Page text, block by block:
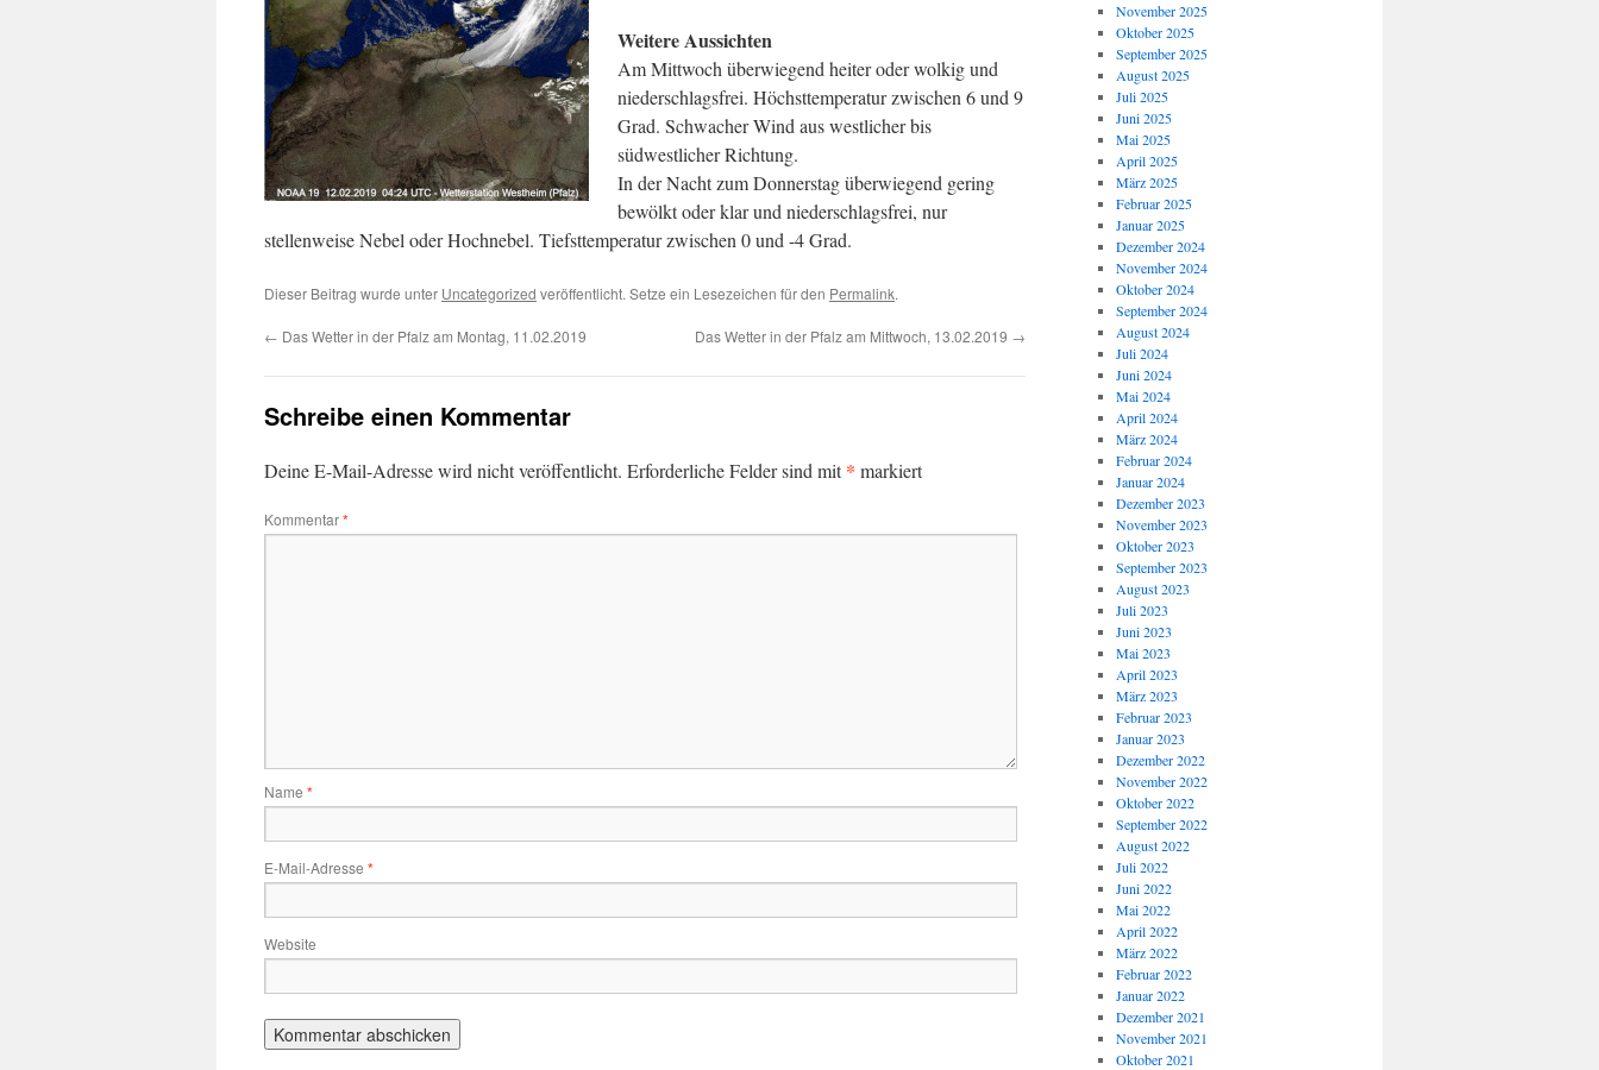
Weitere Aussichten
Am Mittwoch überwiegend heiter oder wolkig und
niederschlagsfrei. Höchsttemperatur zwischen 6 und 9
Grad. Schwacher Wind aus westlicher bis
südwestlicher Richtung.
In der Nacht zum Donnerstag überwiegend gering
bewölkt oder klar und niederschlagsfrei, nur
stellenweise Nebel oder Hochnebel. Tiefsttemperatur zwischen 0 und -4 Grad.
Dieser Beitrag wurde unter Uncategorized veröffentlicht. Setze ein Lesezeichen für den Permalink.
← Das Wetter in der Pfalz am Montag, 11.02.2019 Das Wetter in der Pfalz am Mittwoch, 13.02.2019 →
Schreibe einen Kommentar
Deine E-Mail-Adresse wird nicht veröffentlicht. Erforderliche Felder sind mit* markiert
Kommentar*
Name *
E-Mail-Adresse *
Website
November 2025
Oktober 2025
September 2025
August 2025
Juli 2025
Juni 2025
Mai 2025
April 2025
März 2025
Februar 2025
Januar 2025
Dezember 2024
November 2024
Oktober 2024
September 2024
August 2024
Juli 2024
Juni 2024
Mai 2024
April 2024
März 2024
Februar 2024
Januar 2024
Dezember 2023
November 2023
Oktober 2023
September 2023
August 2023
Juli 2023
Juni 2023
Mai 2023
April 2023
März 2023
Februar 2023
Januar 2023
Dezember 2022
November 2022
Oktober 2022
September 2022
August 2022
Juli 2022
Juni 2022
Mai 2022
April 2022
März 2022
Februar 2022
Januar 2022
Dezember 2021
November 2021
Oktober 2021